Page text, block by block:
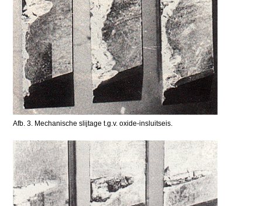
Afb. 3. Mechanische slijtage t.g.v. oxide-insluitseis.